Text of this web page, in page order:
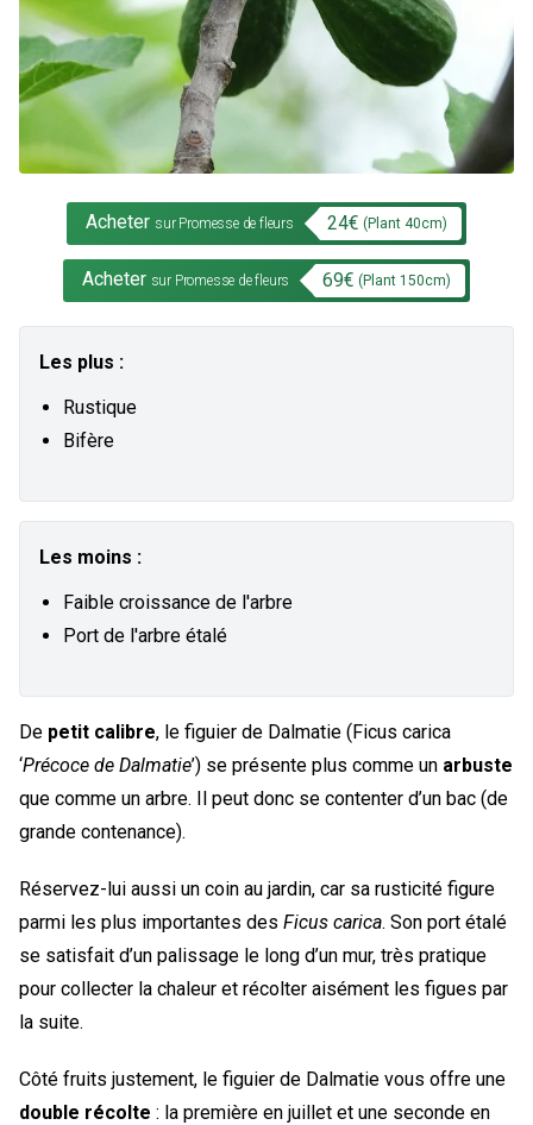
Acheter sur Promesse de fleurs 24€ (Plant 40cm)
Acheter sur Promesse de fleurs 69€ (Plant 150cm)
Les plus :
Rustique
Bifère
Les moins :
Faible croissance de l'arbre
Port de l'arbre étalé
De petit calibre, le figuier de Dalmatie (Ficus carica
‘Précoce de Dalmatie’) se présente plus comme un arbuste
que comme un arbre. Il peut donc se contenter d’un bac (de
grande contenance).
Réservez-lui aussi un coin au jardin, car sa rusticité figure
parmi les plus importantes des Ficus carica. Son port étalé
se satisfait d’un palissage le long d’un mur, très pratique
pour collecter la chaleur et récolter aisément les figues par
la suite.
Côté fruits justement, le figuier de Dalmatie vous offre une
double récolte : la première en juillet et une seconde en